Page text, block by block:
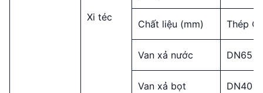
Xi téc
Chất liệu (mm) Thép
Van xả nước DN65
Van xả bọt DN40